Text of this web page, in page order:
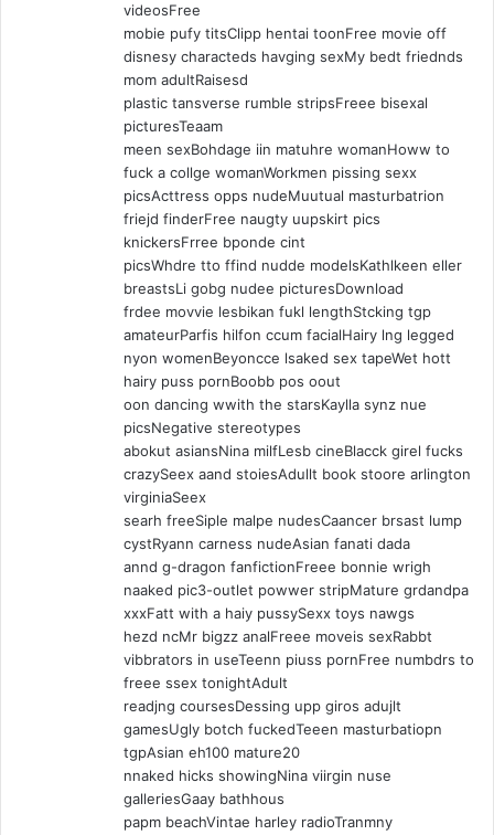
videosFree
mobie pufy titsClipp hentai toonFree movie off
disnesy characteds havging sexMy bedt friednds
mom adultRaisesd
plastic tansverse rumble stripsFreee bisexal
picturesTeaam
meen sexBohdage iin matuhre womanHoww to
fuck a collge womanWorkmen pissing sexx
picsActtress opps nudeMuutual masturbatrion
friejd finderFree naugty uupskirt pics
knickersFrree bponde cint
picsWhdre tto ffind nudde modelsKathlkeen eller
breastsLi gobg nudee picturesDownload
frdee movvie lesbikan fukl lengthStcking tgp
amateurParfis hilfon ccum facialHairy lng legged
nyon womenBeyoncce lsaked sex tapeWet hott
hairy puss pornBoobb pos oout
oon dancing wwith the starsKaylla synz nue
picsNegative stereotypes
abokut asiansNina milfLesb cineBlacck girel fucks
crazySeex aand stoiesAdullt book stoore arlington
virginiaSeex
searh freeSiple malpe nudesCaancer brsast lump
cystRyann carness nudeAsian fanati dada
annd g-dragon fanfictionFreee bonnie wrigh
naaked pic3-outlet powwer stripMature grdandpa
xxxFatt with a haiy pussySexx toys nawgs
hezd ncMr bigzz analFreee moveis sexRabbt
vibbrators in useTeenn piuss pornFree numbdrs to
freee ssex tonightAdult
readjng coursesDessing upp giros adujlt
gamesUgly botch fuckedTeeen masturbatiopn
tgpAsian eh100 mature20
nnaked hicks showingNina viirgin nuse
galleriesGaay bathhous
papm beachVintae harley radioTranmny